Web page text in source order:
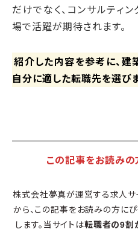
だけでなく、コンサルティ
場で活躍が期待されます。
紹介した内容を参考に、建
自分に適した転職先を選びま
この記事をお読み
株式会社夢真が運営する求人サ
から、この記事をお読みの方に
します。当サイトは転職者の9割